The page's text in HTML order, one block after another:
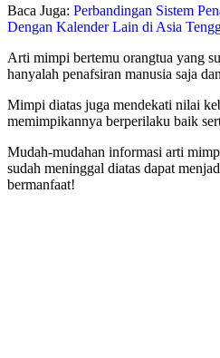
Baca Juga: Perbandingan Sistem
Dengan Kalender Lain di Asia
Arti mimpi bertemu orangtua yang
hanyalah penafsiran manusia saja
Mimpi diatas juga mendekati nilai
memimpikannya berperilaku baik
Mudah-mudahan informasi arti
sudah meninggal diatas dapat
bermanfaat!